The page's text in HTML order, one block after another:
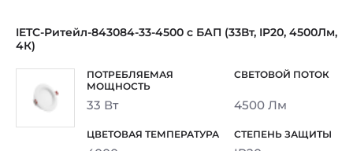
IETC-Ритейл-843084-33-4500 с БАП (33Вт, IP20, 4500Лм,
4К)
33 Вт 4500 Лм